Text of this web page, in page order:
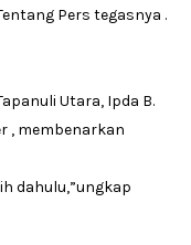
Pers tegasnya .
Utara, Ipda B.
, membenarkan
dahulu,”ungkap